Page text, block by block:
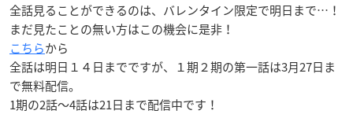
全話見ることができるのは、バレンタイン限定で明日まで…！
まだ見たことの無い方はこの機会に是非！
こちらから
全話は明日１４日までですが、１期２期の第一話は3月27日ま
で無料配信。
1期の2話〜4話は21日まで配信中です！